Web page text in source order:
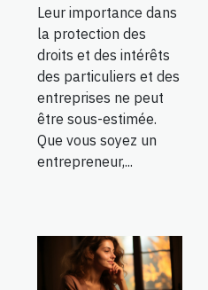
Leur importance dans
la protection des
droits et des intérêts
des particuliers et des
entreprises ne peut
être sous-estimée.
Que vous soyez un
entrepreneur,...